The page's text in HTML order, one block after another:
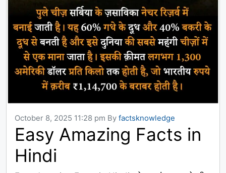
October 8, 2025 11:28 pm By factsknowledge
Easy Amazing Facts in
Hindi